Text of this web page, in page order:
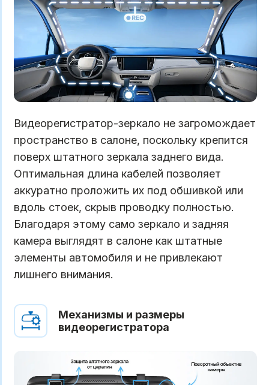
Видеорегистратор-зеркало не загромождает
пространство в салоне, поскольку крепится
поверх штатного зеркала заднего вида.
Оптимальная длина кабелей позволяет
аккуратно проложить их под обшивкой или
вдоль стоек, скрыв проводку полностью.
Благодаря этому само зеркало и задняя
камера выглядят в салоне как штатные
элементы автомобиля и не привлекают
лишнего внимания.
Механизмы и размеры
видеорегистратора